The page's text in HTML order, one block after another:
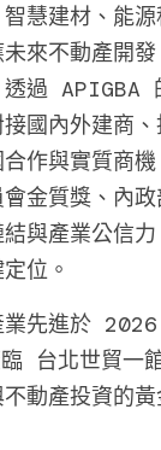
慧建材、能
來不動產開
透過 APIGBA
國內外建商
作與實質商
金質獎、內
與產業公信
位。
先進於
台北世貿一
動產投資的黃